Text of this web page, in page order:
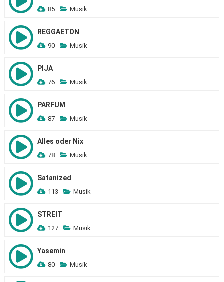
85 Musik
REGGAETON
90 Musik
PIJA
76 Musik
PARFUM
87 Musik
Alles oder Nix
78 Musik
Satanized
113 Musik
STREIT
127 Musik
Yasemin
80 Musik